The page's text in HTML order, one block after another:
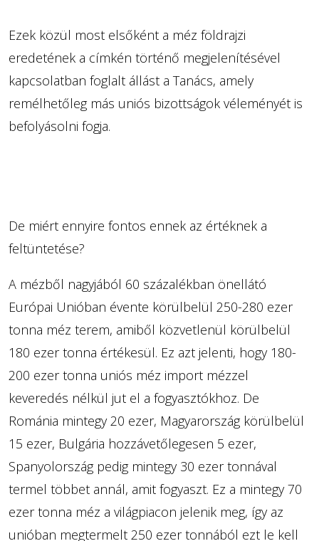
Ezek közül most elsőként a méz földrajzi
eredetének a címkén történő megjelenítésével
kapcsolatban foglalt állást a Tanács, amely
remélhetőleg más uniós bizottságok véleményét is
befolyásolni fogja.
De miért ennyire fontos ennek az értéknek a
feltüntetése?
A mézből nagyjából 60 százalékban önellátó
Európai Unióban évente körülbelül 250-280 ezer
tonna méz terem, amiből közvetlenül körülbelül
180 ezer tonna értékesül. Ez azt jelenti, hogy 180-
200 ezer tonna uniós méz import mézzel
keveredés nélkül jut el a fogyasztókhoz. De
Románia mintegy 20 ezer, Magyarország körülbelül
15 ezer, Bulgária hozzávetőlegesen 5 ezer,
Spanyolország pedig mintegy 30 ezer tonnával
termel többet annál, amit fogyaszt. Ez a mintegy 70
ezer tonna méz a világpiacon jelenik meg, így az
unióban megtermelt 250 ezer tonnából ezt le kell